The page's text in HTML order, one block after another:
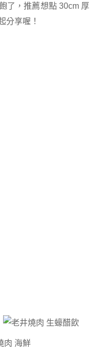
了，推薦想點 30cm 厚
分享喔！